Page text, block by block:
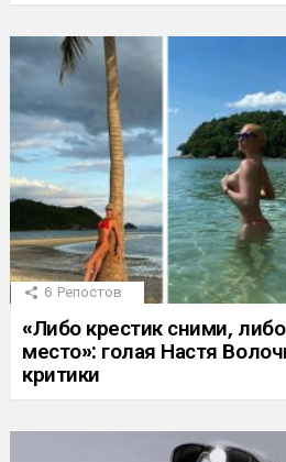
6 Репостов
«Либо крестик сними,
место»: голая Настя
критики